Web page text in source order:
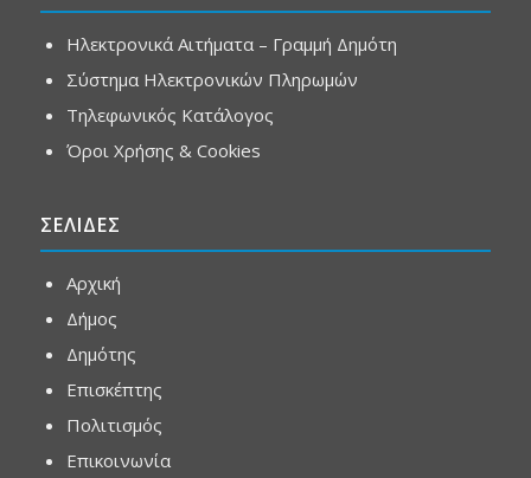
Ηλεκτρονικά Αιτήματα – Γραμμή Δημότη
Σύστημα Ηλεκτρονικών Πληρωμών
Τηλεφωνικός Κατάλογος
Όροι Χρήσης & Cookies
ΣΕΛΙΔΕΣ
Αρχική
Δήμος
Δημότης
Επισκέπτης
Πολιτισμός
Επικοινωνία